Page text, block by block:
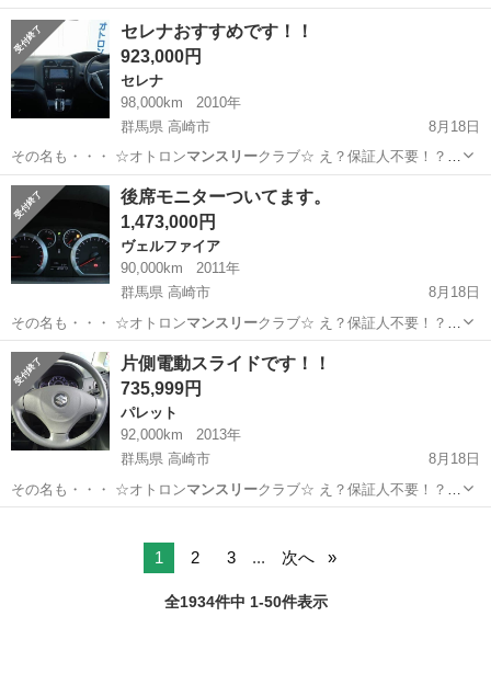
詳…
群馬 高崎市 スイフト 保証人
セレナおすすめです！！
923,000円
セレナ
98,000km
2010年
群馬県 高崎市
8月18日
その名も・・・ ☆オトロンマンスリークラブ☆ え？保証人不要！？
詳…
群馬 高崎市 セレナ
後席モニターついてます。
1,473,000円
ヴェルファイア
90,000km
2011年
群馬県 高崎市
8月18日
その名も・・・ ☆オトロンマンスリークラブ☆ え？保証人不要！？
詳…
群馬 高崎市 ヴェルファイア 保証人
片側電動スライドです！！
735,999円
パレット
92,000km
2013年
群馬県 高崎市
8月18日
その名も・・・ ☆オトロンマンスリークラブ☆ え？保証人不要！？
詳…
1 2 3 ... 次へ
全1934件中 1-50件表示